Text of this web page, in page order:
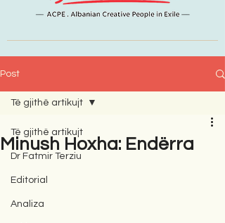
Post
Të gjithë artikujt
Dr Fatmir Terziu
Editorial
Analiza
Të gjithë artikujt
Minush Hoxha: Endërra